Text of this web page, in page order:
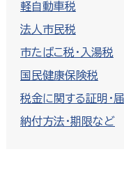
軽自動車税
法人市民税
市たばこ税・入湯税
国民健康保険税
税金に関する証明・
納付方法・期限など